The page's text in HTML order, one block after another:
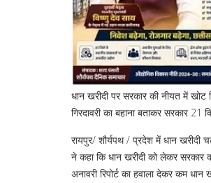
धान खरीदी पर सरकार की नीयत में खोट
गिरदावरी का बहाना बताकर सरकार 21
रायपुर/ शौर्यपथ / प्रदेश में धान
ने कहा कि धान खरीदी को लेकर सरकार
अनावरी रिपोर्ट का हवाला देकर कम